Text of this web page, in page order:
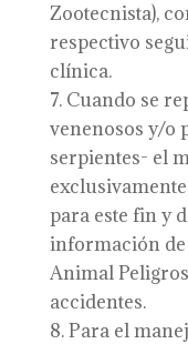
Zootecnista),
respectivo
clínica.
Cuando se
venenosos y/o
serpientes- el
para este fin y
información de
Animal
accidentes.
Para el